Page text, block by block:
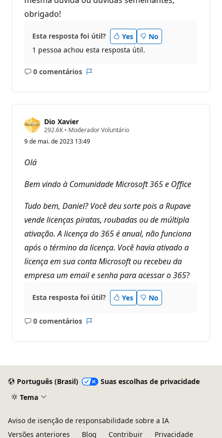
obrigado!
Esta resposta foi útil? Yes
No
1 pessoa achou esta resposta útil.
0 comentários
Sem
Dio Xavier
292.6K P
n
e
r
p
u
t
a
ç
o
• Moderador Voluntário
9 de mai. de 2023 13:49
Olá
Bem vindo à Comunidade Microsoft 365 e Office
Tudo bem, Daniel? Você deu sorte pois a Rupave
vende licenças piratas, roubadas ou de múltipla
ativação. A licença do 365 é anual, não funciona
após o término da licença. Você havia ativado a
licença em sua conta Microsoft ou recebeu da
empresa um email e senha para acessar o 365?
Esta resposta foi útil? Yes No
0 comentários
Sem
Português (Brasil)
Suas escolhas de privacidade
Tema
Aviso de isenção de responsabilidade sobre a IA
Versões anteriores
Blog Contribuir Privacidade